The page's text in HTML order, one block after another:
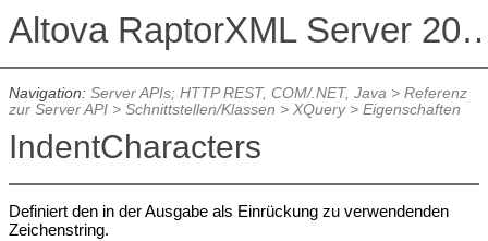
Altova
Navigation: Server APIs; HTTP REST, COM/.NET, Java> Referenz
zur Server API> Schnittstellen/Klassen > XQuery> Eigenschaften
IndentCharacters
Definiert den in der Ausgabe als Einrückung zu verwendenden
Zeichenstring.